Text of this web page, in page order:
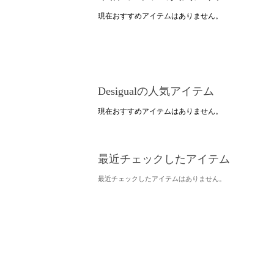
現在おすすめアイテムはありません。
Desigualの人気アイテム
現在おすすめアイテムはありません。
最近チェックしたアイテム
最近チェックしたアイテムはありません。